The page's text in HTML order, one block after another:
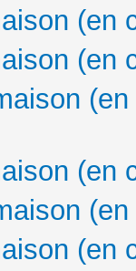
(en
(en
(en
(en